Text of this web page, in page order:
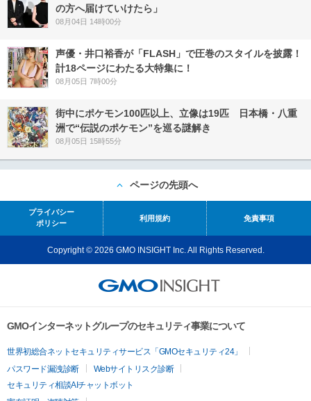
の方へ届けていけたら」
08月04日 14時00分
声優・井口裕香が「FLASH」で圧巻のスタイルを披露！
計18ページにわたる大特集に！
08月05日 7時00分
街中にポケモン100匹以上、立像は19匹 日本橋・八重
洲で“伝説のポケモン”を巡る謎解き
08月05日 15時55分
ページの先頭へ
プライバシー
ポリシー
利用規約 免責事項
Copyright © 2026 GMO INSIGHT Inc. All Rights Reserved.
GMOインターネットグループのセキュリティ事業について
世界初総合ネットセキュリティサービス「GMOセキュリティ24」
パスワード漏洩診断
Webサイトリスク診断
セキュリティ相談AIチャットボット